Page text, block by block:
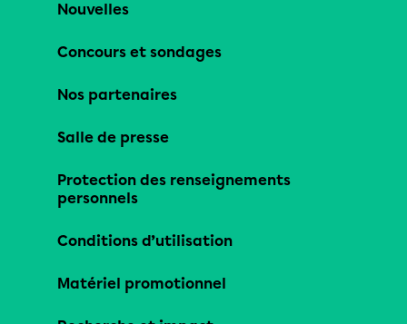
Nouvelles
Concours et sondages
Nos partenaires
Salle de presse
Protection des renseignements
personnels
Conditions d’utilisation
Matériel promotionnel